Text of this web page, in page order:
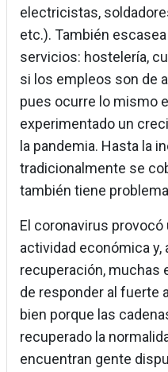
electricistas,
etc.). También
servicios: hostelería,
si los empleos son de
pues ocurre lo mismo
experimentado un
la pandemia. Hasta la
tradicionalmente se
también tiene
El coronavirus
actividad económica y,
recuperación, muchas
de responder al fuerte
bien porque las
recuperado la
encuentran gente